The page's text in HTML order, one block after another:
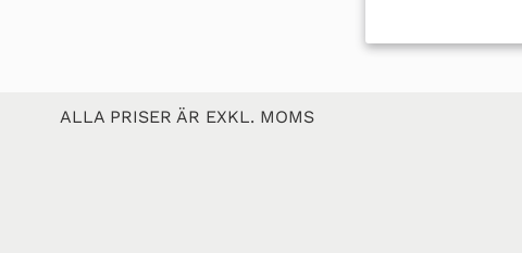
ALLA PRISER ÄR EXKL. MOMS